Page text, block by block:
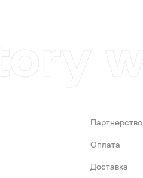
Партнерство
Оплата
Доставка